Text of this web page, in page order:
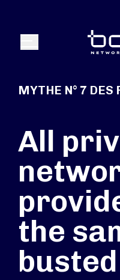
Menu
MYTHE N° 7 DES
All
the
busted